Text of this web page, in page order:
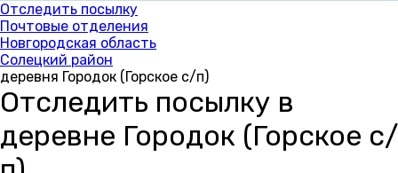
Отследить посылку
Почтовые отделения
Новгородская область
Солецкий район
деревня Городок (Горское с/п)
Отследить посылку в
деревне Городок (Горское с/